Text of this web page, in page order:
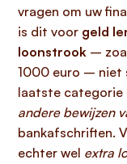
vragen om uw
is dit voor geld
loonstrook –
1000 euro – niet
laatste categorie
andere bewijzen
bankafschriften.
echter wel extra